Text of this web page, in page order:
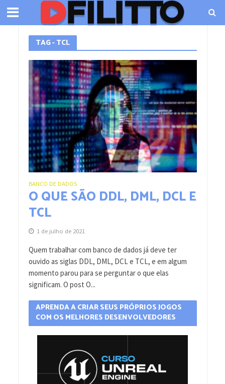
TAG - TCL
BANCO DE DADOS
O QUE SÃO DDL, DML, DCL E
TCL
1 de julho de 2021
Quem trabalhar com banco de dados já deve ter
ouvido as siglas DDL, DML, DCL e TCL, e em algum
momento parou para se perguntar o que elas
significam. O post O...
APRENDA A CRIAR SEUS PRÓPRIOS JOGOS
COM OS MELHORES DESENVOLVEDORES